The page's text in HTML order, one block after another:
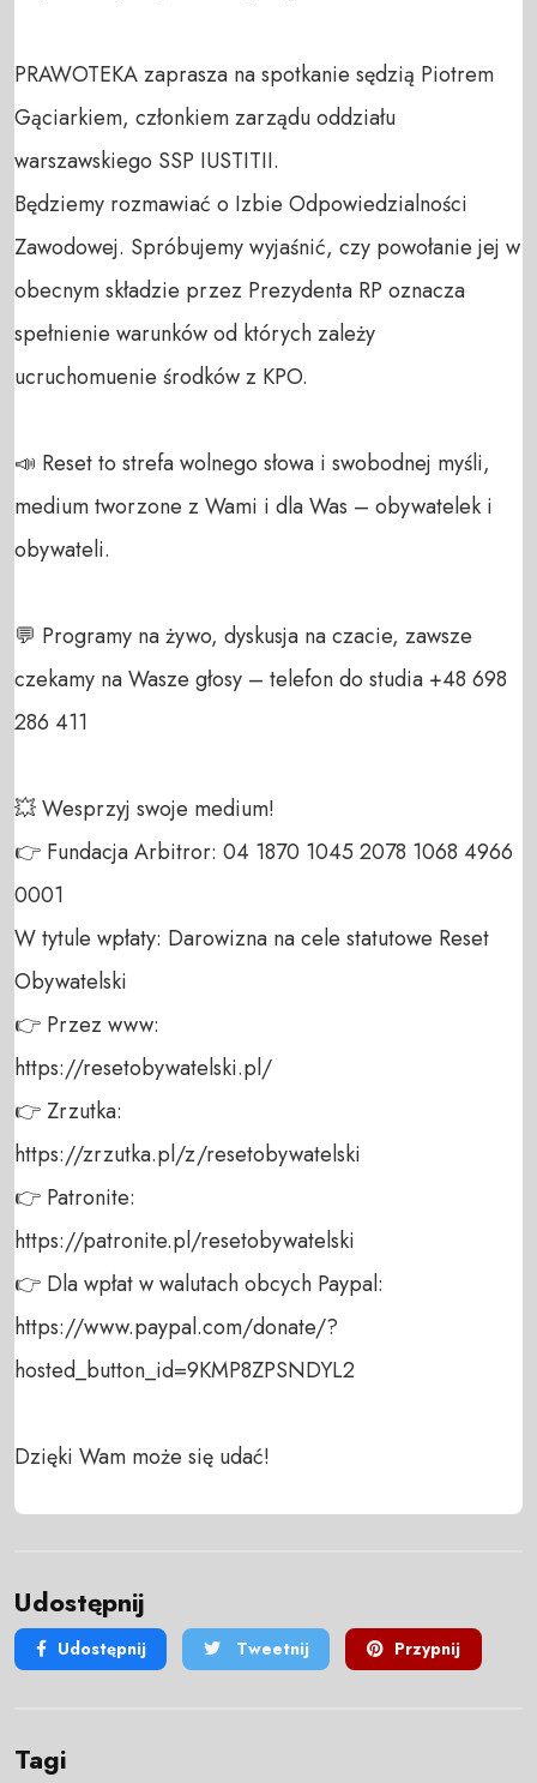
PRAWOTEKA zaprasza na spotkanie sędzią Piotrem
Gąciarkiem, członkiem zarządu oddziału
warszawskiego SSP IUSTITII.
Będziemy rozmawiać o Izbie Odpowiedzialności
Zawodowej. Spróbujemy wyjaśnić, czy powołanie jej w
obecnym składzie przez Prezydenta RP oznacza
spełnienie warunków od których zależy
ucruchomuenie środków z KPO.
📣 Reset to strefa wolnego słowa i swobodnej myśli,
medium tworzone z Wami i dla Was – obywatelek i
obywateli.
💬 Programy na żywo, dyskusja na czacie, zawsze
czekamy na Wasze głosy – telefon do studia +48 698
286 411
💥 Wesprzyj swoje medium!
👉 Fundacja Arbitror: 04 1870 1045 2078 1068 4966
0001
W tytule wpłaty: Darowizna na cele statutowe Reset
Obywatelski
👉 Przez www:
https://resetobywatelski.pl/
👉 Zrzutka:
https://zrzutka.pl/z/resetobywatelski
👉 Patronite:
https://patronite.pl/resetobywatelski
👉 Dla wpłat w walutach obcych Paypal:
https://www.paypal.com/donate/?
hosted_button_id=9KMP8ZPSNDYL2
Dzięki Wam może się udać!
Udostępnij
Udostępnij Tweetnij Przypnij
Tagi